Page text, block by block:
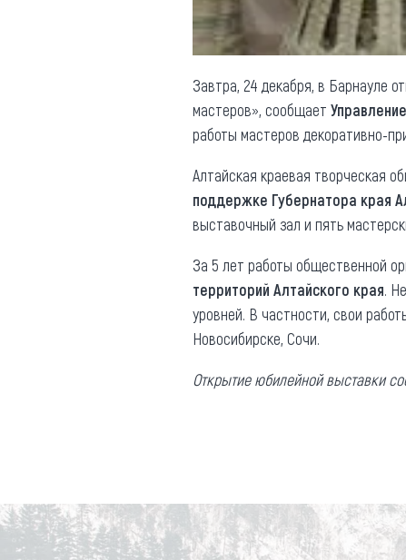
Завтра, 24 декабря, в Барнауле
мастеров», сообщает
работы мастеров декоративно-
Алтайская краевая творческая
поддержке Губернатора края
выставочный зал и пять
За 5 лет работы общественной
территорий Алтайского края.
уровней. В частности, свои
Новосибирске, Сочи.
Открытие юбилейной выставки